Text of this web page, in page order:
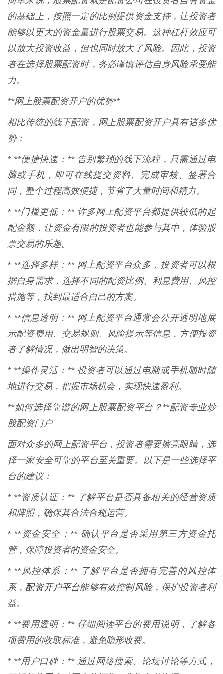
的基础上，按照一定的比例提供资金支持，让投资者
能够以更大的资金量进行股票交易。这种杠杆效应可
以放大投资收益，但也同时放大了风险。因此，投资
者在选择股票配资时，务必谨慎评估自身风险承受能
力。
**网上股票配资开户的优势**
相比传统的线下配资，网上股票配资开户具有诸多优
势：
* **便捷快速：** 告别繁琐的线下流程，只需通过电
脑或手机，即可在线提交资料、完成审核、签署合
同，整个过程高效便捷，节省了大量时间和精力。
* **门槛更低：** 许多网上配资平台都提供较低的起
配金额，让资金有限的投资者也能参与其中，体验股
票交易的乐趣。
* **选择多样：** 网上配资平台众多，投资者可以根
据自身需求，选择不同的配资比例、利息费用、风控
措施等，找到最适合自己的方案。
* **信息透明：** 网上配资平台通常会公开透明地展
示配资费用、交易规则、风险提示等信息，方便投资
者了解情况，做出明智的决策。
* **操作灵活：** 投资者可以通过电脑或手机随时随
地进行交易，把握市场机会，实现快速盈利。
**如何选择靠谱的网上股票配资平台？**配资专业炒
股配资门户
面对众多的网上配资平台，投资者需要擦亮眼睛，选
择一家安全可靠的平台至关重要。以下是一些选择平
台的建议：
* **资质认证：** 了解平台是否具备相关的经营资质
和牌照，确保其合法合规运营。
* **资金安全：** 确认平台是否采用第三方资金托
管，保障投资者的资金安全。
* **风控体系：** 了解平台是否拥有完善的风控体
系， 配资开户平台能够有效控制风险，保护投资者利
益。
* **费用透明：** 仔细阅读平台的费用说明，了解各
项费用的收取标准，避免隐形收费。
* **用户口碑：** 通过网络搜索、论坛讨论等方式，